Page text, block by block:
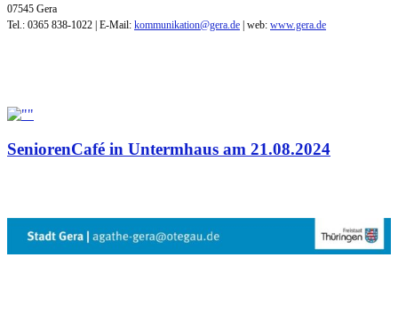
07545 Gera
Tel.: 0365 838-1022 | E-Mail: kommunikation@gera.de | web: www.gera.de
SeniorenCafé in Untermhaus am 21.08.2024